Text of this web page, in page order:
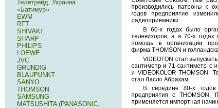
производились патроны к
годов предприятие
радиоприёмники.
В 60-х годах было
телевизоров, а в 70-х
помощь в организации
фирма THOMSON и
VIDEOTON стал
сантиметр и 71 сантиметр с
и VIDEOKOLOR THOMSON.
стал Ласло Абрахам.
В середине 80-х годов
предприятия с THOMSON,
применяется импортная
Телетрейд, Украина
«Батимур»
EWM
RFT
SHIVAKI
SHARP
PHILIPS
LOEWE
JVC
GRUNDIG
BLAUPUNKT
SANYO
THOMSON
SAMSUNG
MATSUSHITA (PANASONIC,